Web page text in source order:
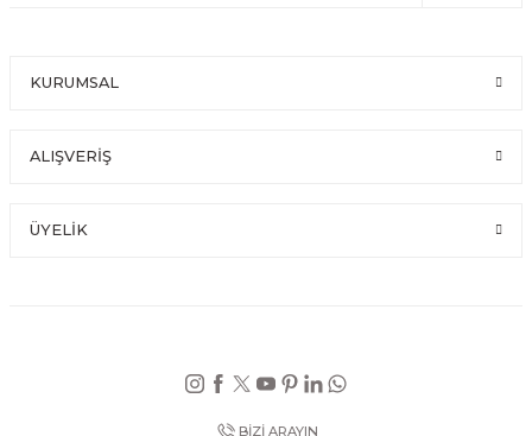
KURUMSAL
ALIŞVERİŞ
ÜYELİK
BİZİ ARAYIN